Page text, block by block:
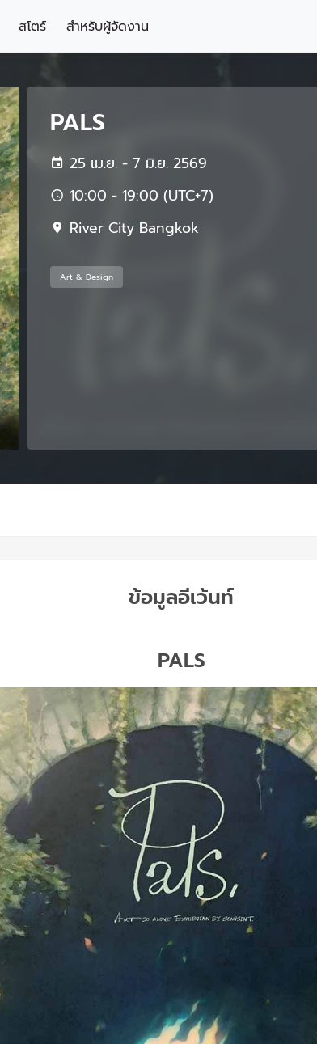
สโตร์ สำหรับผู้จัดงาน
PALS
25 เม.ย. - 7 มิ.ย. 2569
10:00 - 19:00 (UTC+7)
River City Bangkok
Art & Design
ข้อมูลอีเว้นท์
PALS